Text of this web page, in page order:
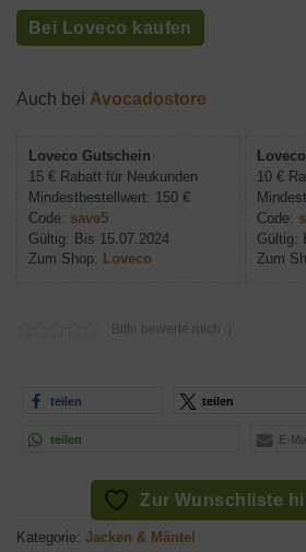
Bei Loveco kaufen
Auch bei Avocadostore
Loveco Gutschein
15 € Rabatt für Neukunden
Mindestbestellwert: 150 €
Code: save5
Gültig: Bis 15.07.2024
Zum Shop: Loveco
10 €
Code:
Gültig:
Zum
Bitte bewerte mich :)
teilen teilen
teilen E-
Zur Wunschliste
Kategorie: Jacken & Mäntel